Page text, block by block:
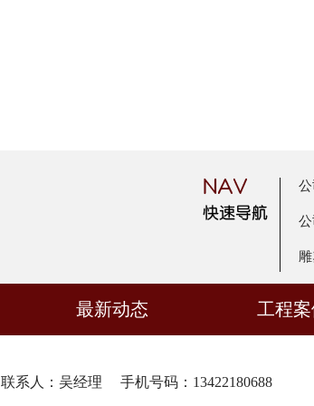
最新动态 工程案
联系人：吴经理 手机号码：13422180688